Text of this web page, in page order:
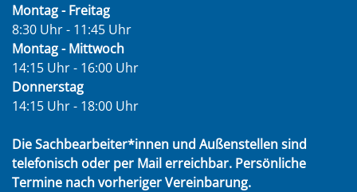
Montag - Freitag
8:30 Uhr - 11:45 Uhr
Montag - Mittwoch
14:15 Uhr - 16:00 Uhr
Donnerstag
14:15 Uhr - 18:00 Uhr
Die Sachbearbeiter*innen und Außenstellen sind
telefonisch oder per Mail erreichbar. Persönliche
Termine nach vorheriger Vereinbarung.